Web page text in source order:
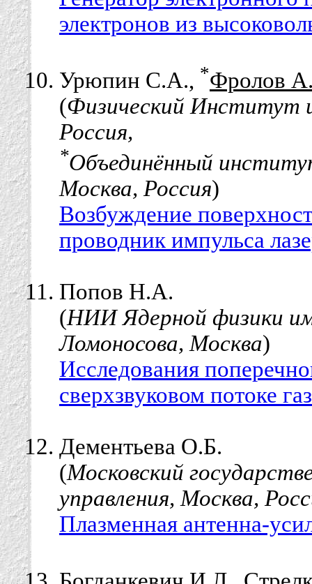
электронов из
Урюпин С.А., *Фролов
(Физический Институт
Россия,
*Объединённый
Москва, Россия)
Возбуждение
проводник импульса
Попов Н.А.
(НИИ Ядерной физики
Ломоносова, Москва)
Исследования
сверхзвуковом потоке
Дементьева О.Б.
(Московский
управления, Москва,
Плазменная антенна-